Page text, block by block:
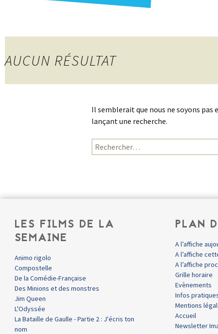
AUCUN RÉSULTAT
Il semblerait que nous ne soyons pas
lançant une recherche.
Rechercher :
LES FILMS DE LA
SEMAINE
Animo rigolo
Compostelle
De la Comédie-Française
Des Minions et des monstres
Jim Queen
L'Odyssée
La Bataille de Gaulle - Partie 2 : J'écris ton
nom
PLAN
A l’affiche
A l’affiche
A l’affiche
Grille horaire
Evènements
Infos
Mentions
Accueil
Newsletter